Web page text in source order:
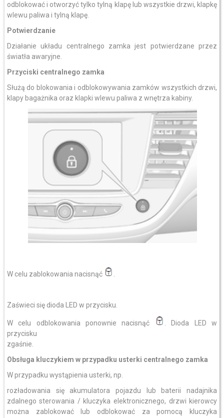
odblokować i otworzyć tylko tylną klapę lub wszystkie drzwi, klapkę
wlewu paliwa i tylną klapę.
Potwierdzanie
Działanie układu centralnego zamka jest potwierdzane przez
światła awaryjne.
Przyciski centralnego zamka
Służą do blokowania i odblokowywania zamków wszystkich drzwi,
klapy bagażnika oraz klapki wlewu paliwa z wnętrza kabiny.
W celu zablokowania nacisnąć
Zaświeci się dioda LED w przycisku.
W celu odblokowania ponownie nacisnąć
. Dioda LED w
przycisku
zgaśnie.
Obsługa kluczykiem w przypadku usterki centralnego zamka
W przypadku wystąpienia usterki, np.
rozładowania się akumulatora pojazdu lub baterii nadajnika
zdalnego sterowania / kluczyka elektronicznego, drzwi kierowcy
można zablokować lub odblokować za pomocą kluczyka